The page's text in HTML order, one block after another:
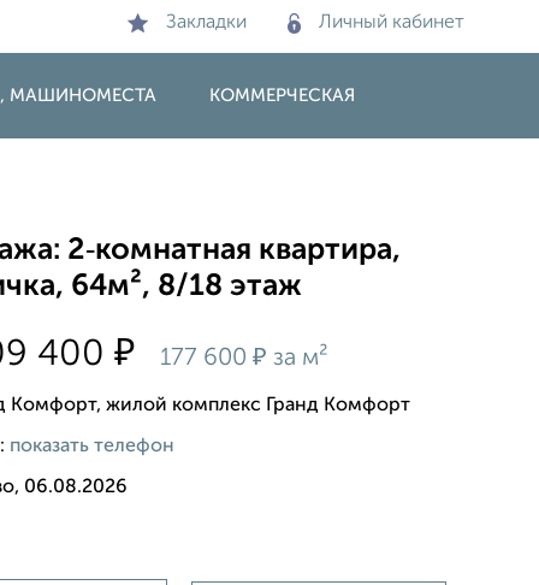
Закладки Личный кабинет
МАШИНОМЕСТА КОММЕРЧЕСКАЯ
2‑комнатная квартира,
64м², 8/18 этаж
400₽ 177 600₽ за м²
Комфорт, жилой комплекс Гранд Комфорт
показать телефон
06.08.2026